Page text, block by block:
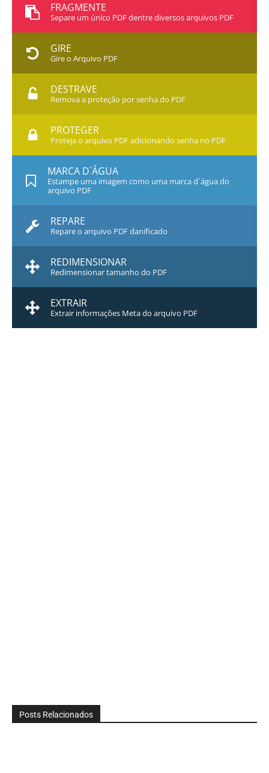
FRAGMENTE
Separe um único PDF dentre diversos arquivos PDF
GIRE
Gire o Arquivo PDF
DESTRAVE
Remova a proteção por senha do PDF
PROTEGER
Proteja o arquivo PDF adicionando senha no PDF
MARCA D`ÁGUA
Estampe uma imagem como uma marca d`água do
arquivo PDF
REPARE
Repare o arquivo PDF danificado
REDIMENSIONAR
Redimensionar tamanho do PDF
EXTRAIR
Extrair informações Meta do arquivo PDF
Posts Relacionados